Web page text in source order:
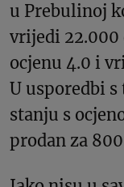
u Prebulinoj
vrijedi 22.000
ocjenu 4.0 i
U usporedbi
stanju s
prodan za